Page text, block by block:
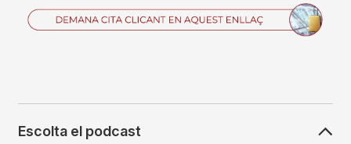
Imagen
Escolta el podcast